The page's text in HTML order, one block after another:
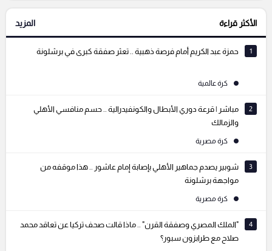
التعليقات السابقة
الأكثر قراءة المزيد
1 حمزة عبد الكريم أمام فرصة ذهبية .. تعثر صفقة كبرى في برشلونة
كرة عالمية
2
مباشر | قرعة دوري الأبطال والكونفيدرالية .. حسم منافسي الأهلي
والزمالك
كرة مصرية
3
شوبير يصدم جماهير الأهلي بإصابة إمام عاشور .. هذا موقفه من
مواجهة برشلونة
كرة مصرية
4
"الملك المصري وصفقة القرن" .. ماذا قالت صحف تركيا عن تعاقد محمد
صلاح مع طرابزون سبور؟